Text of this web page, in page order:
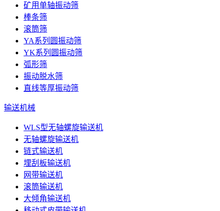
矿用单轴振动筛
棒条筛
滚筒筛
YA系列圆振动筛
YK系列圆振动筛
弧形筛
振动脱水筛
直线等厚振动筛
输送机械
WLS型无轴螺旋输送机
无轴螺旋输送机
链式输送机
埋刮板输送机
网带输送机
滚筒输送机
大倾角输送机